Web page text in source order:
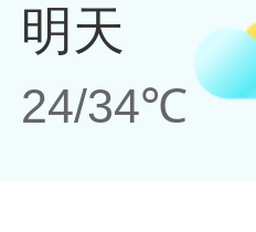
明天
24/34℃